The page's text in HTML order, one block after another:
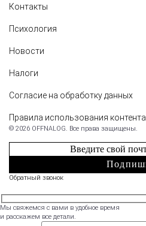
Контакты
Психология
Новости
Налоги
Согласие на обработку данных
Правила использования контента
© 2026 OFFNALOG. Все права защищены.
Обратный звонок
Мы свяжемся с вами в удобное время
и расскажем все детали.